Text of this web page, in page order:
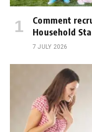
Comment
Household
7 JULY 2026